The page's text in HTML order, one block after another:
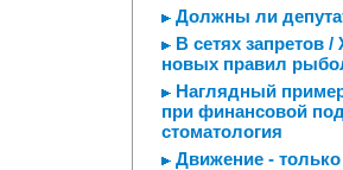
Должны ли
В сетях запретов
новых правил
Наглядный
при финансовой
стоматология
Движение -